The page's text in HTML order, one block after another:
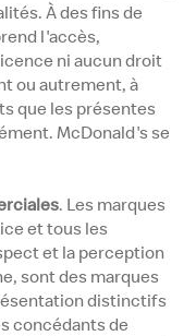
À des fins de
l'accès,
ni aucun droit
ou autrement, à
que les présentes
McDonald's se
. Les marques
et tous les
et la perception
sont des marques
distinctifs
concédants de